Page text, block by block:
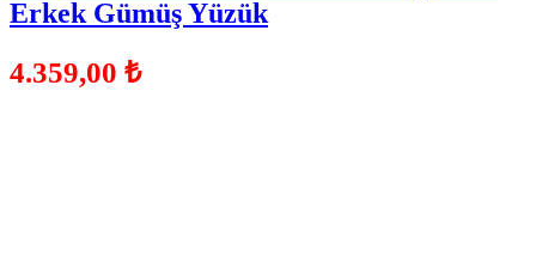
Erkek Gümüş Yüzük
4.359,00 ₺